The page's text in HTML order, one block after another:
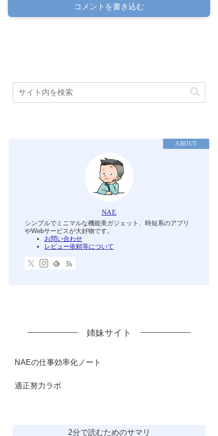
コメントを書き込む
ABOUT
NAE
シンプルでミニマルな機能美ガジェット、時短系のアプリ
やWebサービスが大好物です。
お問い合わせ
レビュー依頼等について
姉妹サイト
NAEの仕事効率化ノート
適正努力ラボ
2分で読むためのサマリ